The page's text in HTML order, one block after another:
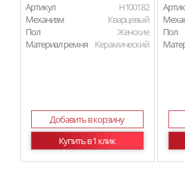
Артикул
H100182
Механизм
Кварцевый
Пол
Женские
Материал ремня
Керамический
Добавить в корзину
Купить в 1 клик
Пол